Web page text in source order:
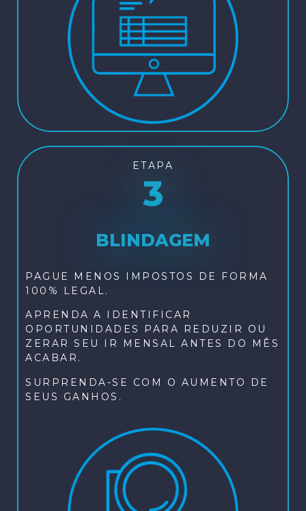
ETAPA
3
BLINDAGEM
PAGUE MENOS IMPOSTOS DE FORMA
100% LEGAL.
APRENDA A IDENTIFICAR
OPORTUNIDADES PARA REDUZIR OU
ZERAR SEU IR MENSAL ANTES DO MÊS
ACABAR.
SURPRENDA-SE COM O AUMENTO DE
SEUS GANHOS.